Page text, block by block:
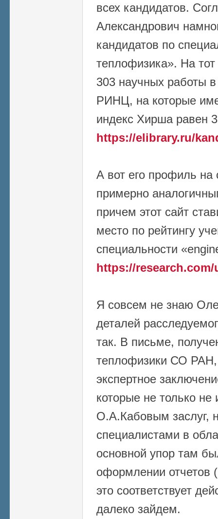
всех кандидатов.
Александрович
кандидатов по
теплофизика». На
303 научных работы
РИНЦ, на которые
индекс Хирша равен
https://elibrary.ru/
А вот его профиль на
примерно
причем этот сайт
место по рейтингу
специальности
https://
Я совсем не знаю
деталей
так. В письме,
теплофизики СО РАН,
экспертное
которые не только
О.А.Кабовым заслуг,
специалистами в
основной упор там
оформлении отчетов
это соответствует
далеко зайдем.